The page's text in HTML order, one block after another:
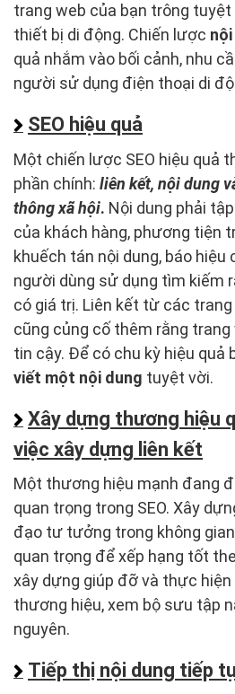
trang web của bạn trông
thiết bị di động. Chiến lược
quả nhắm vào bối cảnh, nhu
người sử dụng điện thoại di
SEO hiệu quả
Một chiến lược SEO hiệu quả
phần chính: liên kết, nội dung
thông xã hội. Nội dung phải
của khách hàng, phương tiện
khuếch tán nội dung, báo hiệu
người dùng sử dụng tìm kiếm
có giá trị. Liên kết từ các
cũng củng cố thêm rằng
tin cậy. Để có chu kỳ hiệu quả
viết một nội dung tuyệt vời.
Xây dựng thương hiệu
việc xây dựng liên kết
Một thương hiệu mạnh đang
quan trọng trong SEO. Xây
đạo tư tưởng trong không
quan trọng để xếp hạng tốt
xây dựng giúp đỡ và thực
thương hiệu, xem bộ sưu tập
nguyên.
Tiếp thị nội dung tiếp